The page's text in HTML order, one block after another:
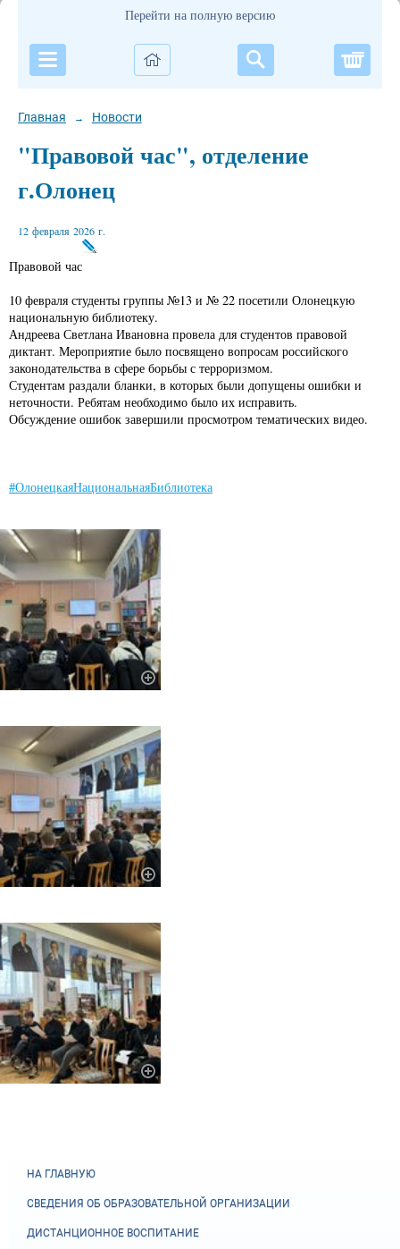
Перейти на полную версию
Главная → Новости
"Правовой час", отделение
г.Олонец
12 февраля 2026 г.
Правовой час
10 февраля студенты группы №13 и № 22 посетили Олонецкую
национальную библиотеку.
Андреева Светлана Ивановна провела для студентов правовой
диктант. Мероприятие было посвящено вопросам российского
законодательства в сфере борьбы с терроризмом.
Студентам раздали бланки, в которых были допущены ошибки и
неточности. Ребятам необходимо было их исправить.
Обсуждение ошибок завершили просмотром тематических видео.
#ОлонецкаяНациональнаяБиблиотека
НА ГЛАВНУЮ
СВЕДЕНИЯ ОБ ОБРАЗОВАТЕЛЬНОЙ ОРГАНИЗАЦИИ
ДИСТАНЦИОННОЕ ВОСПИТАНИЕ